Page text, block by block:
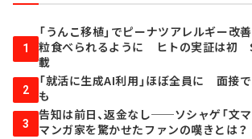
1
「うんこ移植」でピーナツアレルギー改
粒食べられるように ヒトの実証は初
載
2
「就活に生成AI利用」ほぼ全員に 面接
も
3
告知は前日、返金なし──ソシャゲ「文マ
マンガ家を驚かせたファンの嘆きとは？